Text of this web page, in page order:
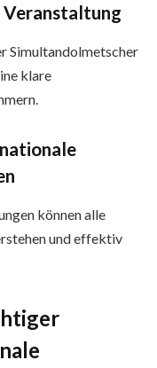
Simultandolmetscher
klare
können alle
und effektiv